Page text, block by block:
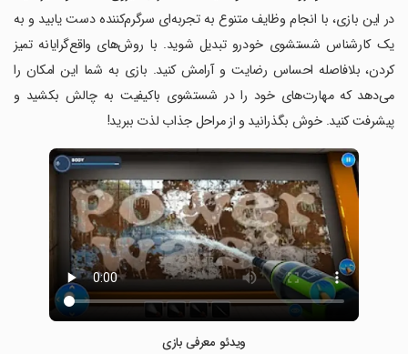
در این بازی، با انجام وظایف متنوع به تجربه‌ای سرگرم‌کننده دست یابید و به
یک کارشناس شستشوی خودرو تبدیل شوید. با روش‌های واقع‌گرایانه تمیز
کردن، بلافاصله احساس رضایت و آرامش کنید. بازی به شما این امکان را
می‌دهد که مهارت‌های خود را در شستشوی باکیفیت به چالش بکشید و
پیشرفت کنید. خوش بگذرانید و از مراحل جذاب لذت ببرید!
ویدئو معرفی بازی